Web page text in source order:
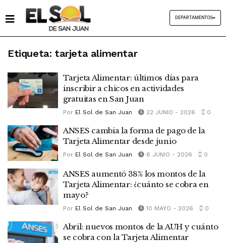
DEPARTAMENTOS
Etiqueta: tarjeta alimentar
Tarjeta Alimentar: últimos días para
inscribir a chicos en actividades
gratuitas en San Juan
Por El Sol de San Juan 22 JUNIO - 2026 0
ANSES cambia la forma de pago de la
Tarjeta Alimentar desde junio
Por El Sol de San Juan 6 JUNIO - 2026 0
ANSES aumentó 38% los montos de la
Tarjeta Alimentar: ¿cuánto se cobra en
mayo?
Por El Sol de San Juan 10 MAYO - 2026 0
Abril: nuevos montos de la AUH y cuánto
se cobra con la Tarjeta Alimentar